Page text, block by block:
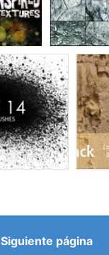
Siguiente página